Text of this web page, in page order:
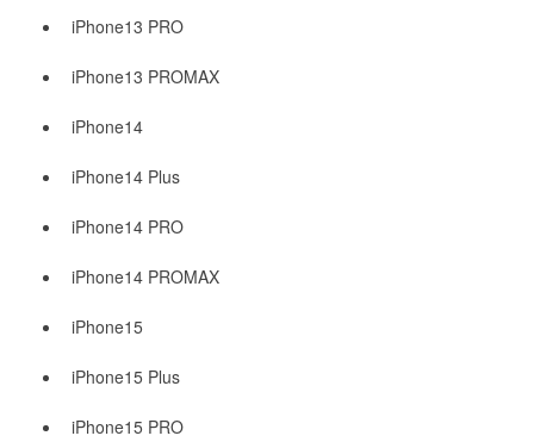
iPhone13 PRO
iPhone13 PROMAX
iPhone14
iPhone14 Plus
iPhone14 PRO
iPhone14 PROMAX
iPhone15
iPhone15 Plus
iPhone15 PRO